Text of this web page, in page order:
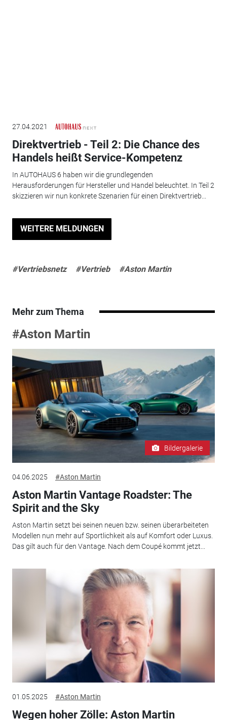
27.04.2021
Direktvertrieb - Teil 2: Die Chance des
Handels heißt Service-Kompetenz
In AUTOHAUS 6 haben wir die grundlegenden
Herausforderungen für Hersteller und Handel beleuchtet. In Teil 2
skizzieren wir nun konkrete Szenarien für einen Direktvertrieb...
WEITERE MELDUNGEN
#Vertriebsnetz #Vertrieb #Aston Martin
Mehr zum Thema
#Aston Martin
Bildergalerie
04.06.2025 #Aston Martin
Aston Martin Vantage Roadster: The
Spirit and the Sky
Aston Martin setzt bei seinen neuen bzw. seinen überarbeiteten
Modellen nun mehr auf Sportlichkeit als auf Komfort oder Luxus.
Das gilt auch für den Vantage. Nach dem Coupé kommt jetzt...
01.05.2025 #Aston Martin
Wegen hoher Zölle: Aston Martin